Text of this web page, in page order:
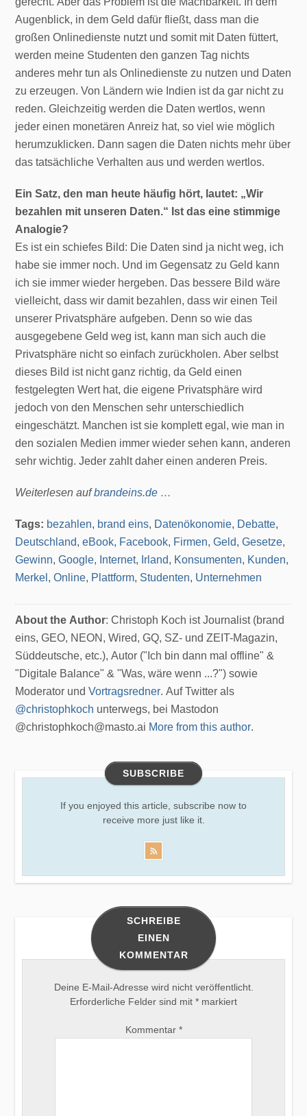
Augenblick, in dem Geld dafür fließt, dass man die
großen Onlinedienste nutzt und somit mit Daten füttert,
werden meine Studenten den ganzen Tag nichts
anderes mehr tun als Onlinedienste zu nutzen und Daten
zu erzeugen. Von Ländern wie Indien ist da gar nicht zu
reden. Gleichzeitig werden die Daten wertlos, wenn
jeder einen monetären Anreiz hat, so viel wie möglich
herumzuklicken. Dann sagen die Daten nichts mehr über
das tatsächliche Verhalten aus und werden wertlos.
Ein Satz, den man heute häufig hört, lautet: „Wir
bezahlen mit unseren Daten.“ Ist das eine stimmige
Analogie?
Es ist ein schiefes Bild: Die Daten sind ja nicht weg, ich
habe sie immer noch. Und im Gegensatz zu Geld kann
ich sie immer wieder hergeben. Das bessere Bild wäre
vielleicht, dass wir damit bezahlen, dass wir einen Teil
unserer Privatsphäre aufgeben. Denn so wie das
ausgegebene Geld weg ist, kann man sich auch die
Privatsphäre nicht so einfach zurückholen. Aber selbst
dieses Bild ist nicht ganz richtig, da Geld einen
festgelegten Wert hat, die eigene Privatsphäre wird
jedoch von den Menschen sehr unterschiedlich
eingeschätzt. Manchen ist sie komplett egal, wie man in
den sozialen Medien immer wieder sehen kann, anderen
sehr wichtig. Jeder zahlt daher einen anderen Preis.
Weiterlesen aufbrandeins.de …
Tags: bezahlen, brand eins, Datenökonomie, Debatte,
Deutschland,eBook, Facebook, Firmen,Geld,Gesetze,
Gewinn,Google, Internet, Irland, Konsumenten, Kunden,
Merkel ,Online, Plattform, Studenten, Unternehmen
About the Author: Christoph Koch ist Journalist (brand
eins, GEO, NEON, Wired, GQ, SZ- und ZEIT-Magazin,
Süddeutsche, etc.), Autor ("Ich bin dann mal offline" &
"Digitale Balance" & "Was, wäre wenn ...?") sowie
Moderator undVortragsredner. Auf Twitter als
@christophkoch unterwegs, bei Mastodon
@christophkoch@masto.ai More from this author.
SUBSCRIBE
If you enjoyed this article, subscribe now to
receive more just like it.
SCHREIBE
EINEN
KOMMENTAR
Deine E-Mail-Adresse wird nicht veröffentlicht.
Erforderliche Felder sind mit * markiert
Kommentar *